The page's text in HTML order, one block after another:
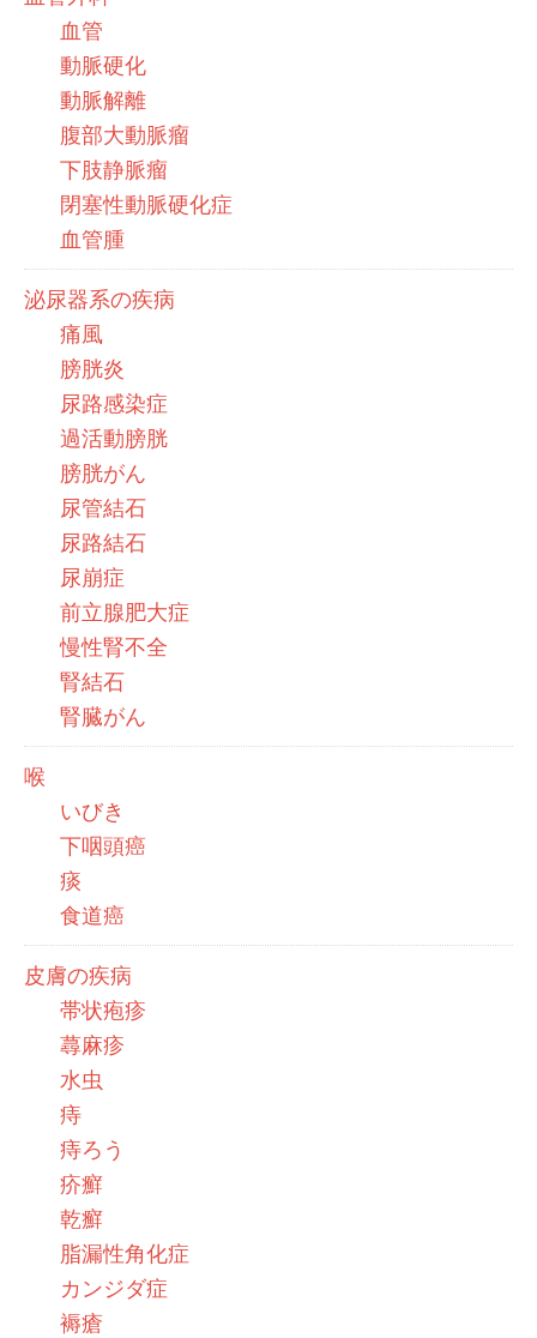
血管
動脈硬化
動脈解離
腹部大動脈瘤
下肢静脈瘤
閉塞性動脈硬化症
血管腫
泌尿器系の疾病
痛風
膀胱炎
尿路感染症
過活動膀胱
膀胱がん
尿管結石
尿路結石
尿崩症
前立腺肥大症
慢性腎不全
腎結石
腎臓がん
喉
いびき
下咽頭癌
痰
食道癌
皮膚の疾病
帯状疱疹
蕁麻疹
水虫
痔
痔ろう
疥癬
乾癬
脂漏性角化症
カンジダ症
褥瘡